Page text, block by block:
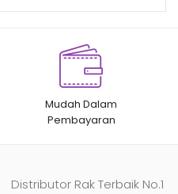
Mudah Dalam
Pembayaran
Distributor Rak Terbaik No.1